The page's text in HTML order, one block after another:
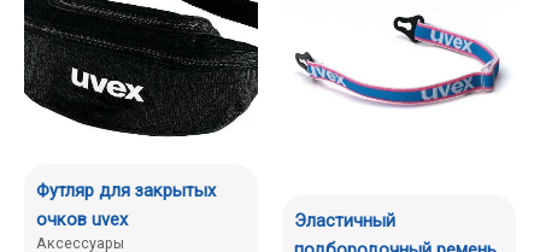
Футляр для закрытых
очков uvex
Аксессуары
Эластичный